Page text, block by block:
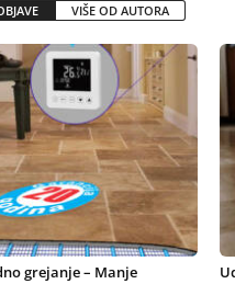
VIŠE OD AUTORA
grejanje – Manje